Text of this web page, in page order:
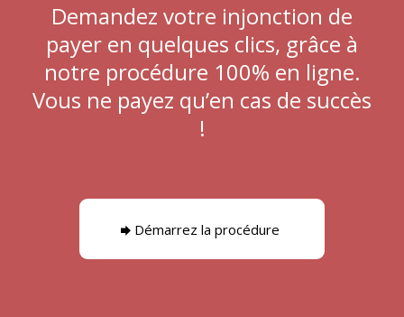
Demandez votre injonction de
payer en quelques clics, grâce à
notre procédure 100% en ligne.
Vous ne payez qu’en cas de succès
!
Démarrez la procédure